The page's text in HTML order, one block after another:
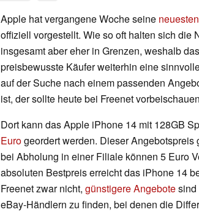
Apple hat vergangene Woche seine
offiziell vorgestellt. Wie so oft halten sich die
insgesamt aber eher in Grenzen, weshalb
preisbewusste Käufer weiterhin eine
auf der Suche nach einem passenden
ist, der sollte heute bei Freenet
Dort kann das Apple iPhone 14 mit 128GB
Eurogeordert werden. Dieser
bei Abholung in einer Filiale können 5 Euro
absoluten Bestpreis erreicht das iPhone 14
Freenet zwar nicht, günstigere Angebotesind
eBay-Händlern zu finden, bei denen die